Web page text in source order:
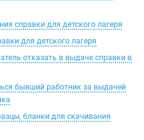
справки для детского лагеря
для детского лагеря
отказать в выдаче справки в
бывший работник за выдачей
бланки для скачивания